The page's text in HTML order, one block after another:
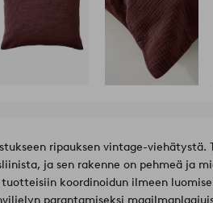
ripauksen vintage-viehätystä.
ja sen rakenne on pehmeä ja
koordinoidun ilmeen
parantamiseksi